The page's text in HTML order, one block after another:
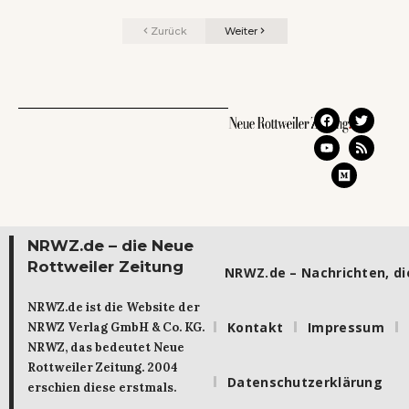
Zurück Weiter
NRWZ.de – die Neue
Rottweiler Zeitung
NRWZ.de ist die Website der
NRWZ Verlag GmbH & Co. KG.
NRWZ, das bedeutet Neue
Rottweiler Zeitung. 2004
erschien diese erstmals.
NRWZ.de – Nachrichten,
Kontakt Impressum
Datenschutzerklärung